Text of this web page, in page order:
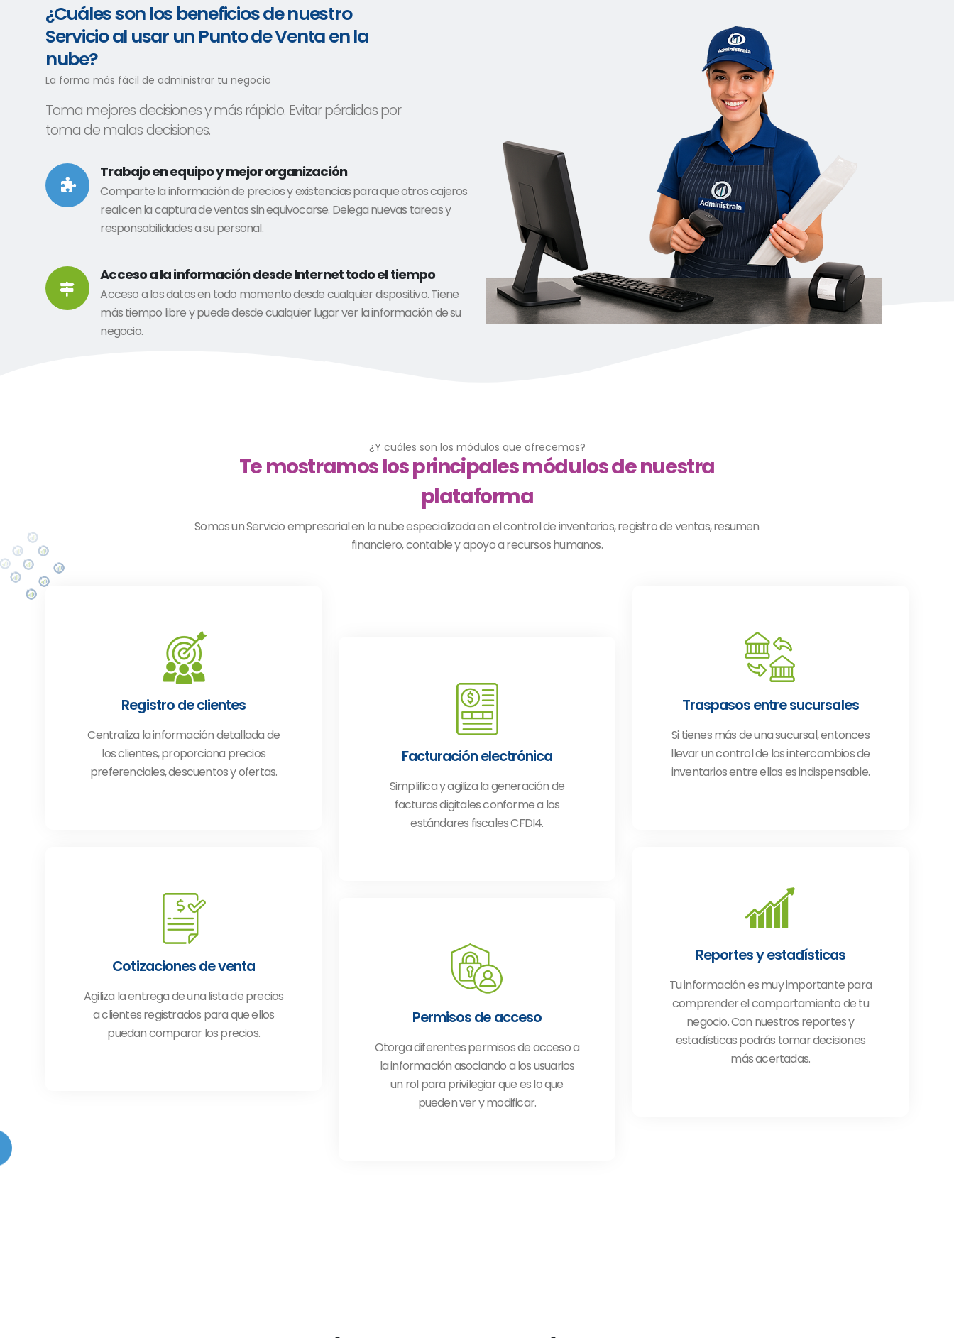
¿Cuáles son los beneficios de nuestro
Servicio al usar un Punto de Venta en la
nube?
La forma más fácil de administrar tu negocio
Toma mejores decisiones y más rápido. Evitar pérdidas por
toma de malas decisiones.
Trabajo en equipo y mejor organización
Comparte la información de precios y existencias para que otros cajeros
realicen la captura de ventas sin equivocarse. Delega nuevas tareas y
responsabilidades a su personal.
Acceso a la información desde Internet todo el tiempo
Acceso a los datos en todo momento desde cualquier dispositivo. Tiene
más tiempo libre y puede desde cualquier lugar ver la información de su
negocio.
¿Y cuáles son los módulos que ofrecemos?
Te mostramos los principales módulos de nuestra
plataforma
Somos un Servicio empresarial en la nube especializada en el control de inventarios, registro de ventas, resumen
financiero, contable y apoyo a recursos humanos.
Registro de clientes
Centraliza la información detallada de
los clientes, proporciona precios
preferenciales, descuentos y ofertas.
Cotizaciones de venta
Agiliza la entrega de una lista de precios
a clientes registrados para que ellos
puedan comparar los precios.
Facturación electrónica
Simplifica y agiliza la generación de
facturas digitales conforme a los
estándares fiscales CFDI4.
Permisos de acceso
Otorga diferentes permisos de acceso a
la información asociando a los usuarios
un rol para privilegiar que es lo que
pueden ver y modificar.
Traspasos entre sucursales
Si tienes más de una sucursal, entonces
llevar un control de los intercambios de
inventarios entre ellas es indispensable.
Reportes y estadísticas
Tu información es muy importante para
comprender el comportamiento de tu
negocio. Con nuestros reportes y
estadísticas podrás tomar decisiones
más acertadas.